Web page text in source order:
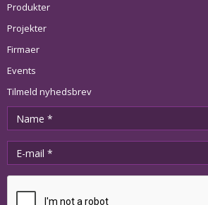
Produkter
Projekter
Firmaer
Events
Tilmeld nyhedsbrev